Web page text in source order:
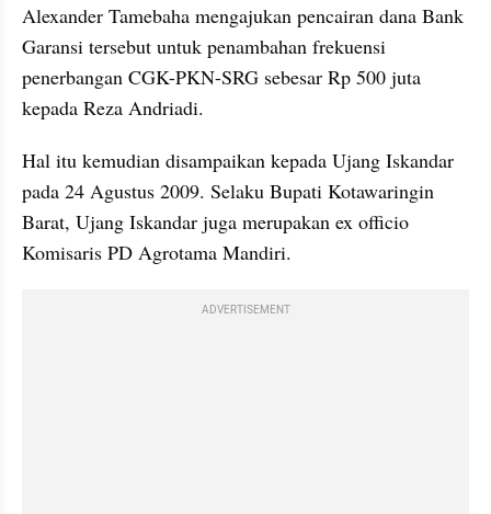
Alexander Tamebaha mengajukan pencairan dana Bank
Garansi tersebut untuk penambahan frekuensi
penerbangan CGK-PKN-SRG sebesar Rp 500 juta
kepada Reza Andriadi.
Hal itu kemudian disampaikan kepada Ujang Iskandar
pada 24 Agustus 2009. Selaku Bupati Kotawaringin
Barat, Ujang Iskandar juga merupakan ex officio
Komisaris PD Agrotama Mandiri.
ADVERTISEMENT